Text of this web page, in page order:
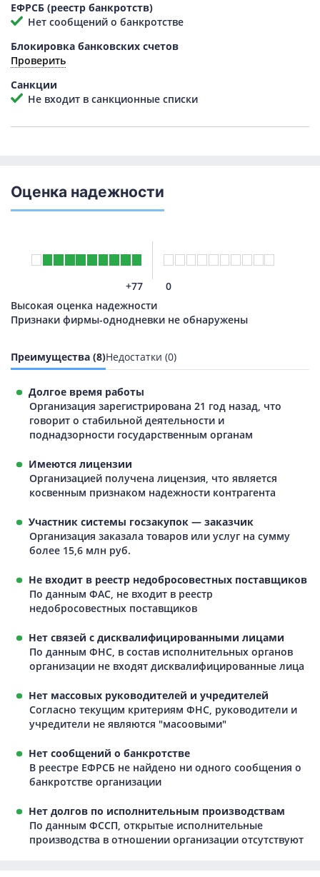
ЕФРСБ (реестр банкротств)
Нет сообщений о банкротстве
Блокировка банковских счетов
Проверить
Санкции
Не входит в санкционные списки
Оценка надежности
+77
0
Высокая оценка надежности
Признаки фирмы-однодневки не обнаружены
Преимущества (8)Недостатки (0)
Долгое время работы
Организация зарегистрирована 21 год назад, что
говорит о стабильной деятельности и
поднадзорности государственным органам
Имеются лицензии
Организацией получена лицензия, что является
косвенным признаком надежности контрагента
Участник системы госзакупок — заказчик
Организация заказала товаров или услуг на сумму
более 15,6 млн руб.
Не входит в реестр недобросовестных поставщиков
По данным ФАС, не входит в реестр
недобросовестных поставщиков
Нет связей с дисквалифицированными лицами
По данным ФНС, в состав исполнительных органов
организации не входят дисквалифицированные лица
Нет массовых руководителей и учредителей
Согласно текущим критериям ФНС, руководители и
учредители не являются "масоовыми"
Нет сообщений о банкротстве
В реестре ЕФРСБ не найдено ни одного сообщения о
банкротстве организации
Нет долгов по исполнительным производствам
По данным ФССП, открытые исполнительные
производства в отношении организации отсутствуют